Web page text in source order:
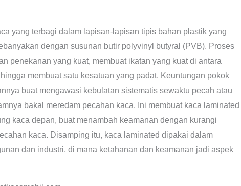
yang terbagi dalam lapisan-lapisan tipis bahan plastik yang
dengan susunan butir polyvinyl butyral (PVB). Proses
penekanan yang kuat, membuat ikatan yang kuat di antara
membuat satu kesatuan yang padat. Keuntungan pokok
buat mengawasi kebulatan sistematis sewaktu pecah atau
bakal meredam pecahan kaca. Ini membuat kaca laminated
kaca depan, buat menambah keamanan dengan kurangi
kaca. Disamping itu, kaca laminated dipakai dalam
dan industri, di mana ketahanan dan keamanan jadi aspek